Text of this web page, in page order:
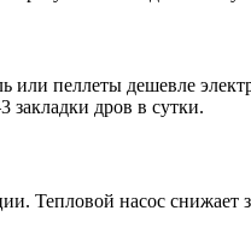
или пеллеты дешевле
закладки дров в сутки.
Тепловой насос снижает